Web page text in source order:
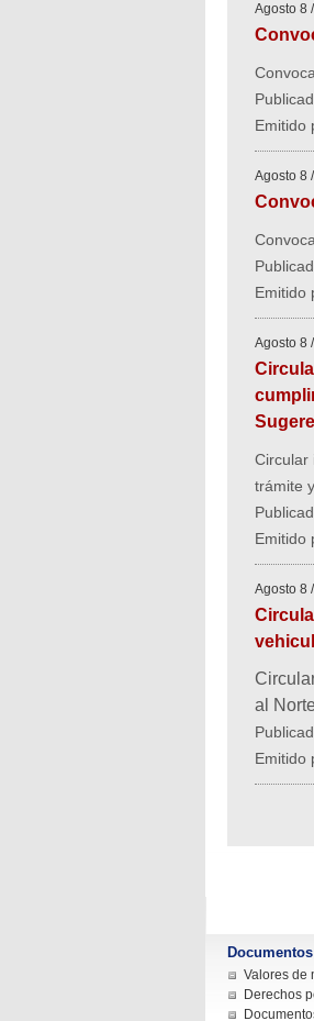
Agosto 8
Emitido
Agosto 8
Emitido
Agosto 8
Circular
trámite
Emitido
Agosto 8
al
Emitido
Valores de
Derechos